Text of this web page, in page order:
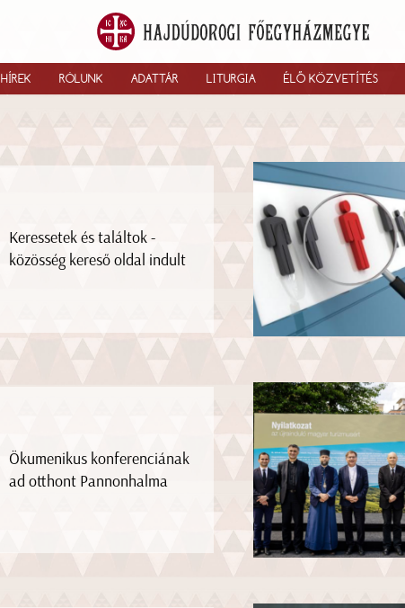
HÍREK RÓLUNK ADATTÁR LITURGIA ÉLŐ KÖZVETÍTÉS
Keressetek és találtok -
közösség kereső oldal indult
Ökumenikus konferenciának
ad otthont Pannonhalma